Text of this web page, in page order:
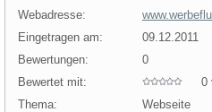
Webadresse:
Eingetragen am:
09.12.2011
Bewertungen:
0
Bewertet mit:
0
Thema:
Webseite